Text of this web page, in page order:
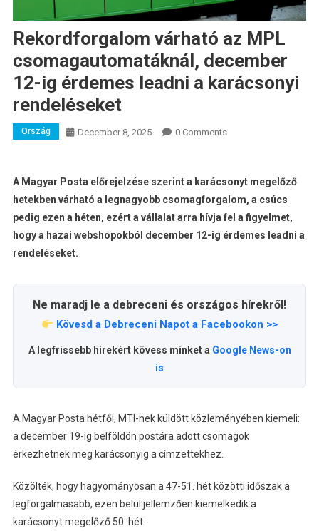
Rekordforgalom várható az MPL
csomagautomatáknál, december
12-ig érdemes leadni a karácsonyi
rendeléseket
Ország December 8, 2025 0 Comments
A Magyar Posta előrejelzése szerint a karácsonyt megelőző
hetekben várható a legnagyobb csomagforgalom, a csúcs
pedig ezen a héten, ezért a vállalat arra hívja fel a figyelmet,
hogy a hazai webshopokból december 12-ig érdemes leadni a
rendeléseket.
Ne maradj le a debreceni és országos hírekről!
Kövesd a Debreceni Napot a Facebookon >>
A legfrissebb hírekért kövess minket a Google News-on
is
A Magyar Posta hétfői, MTI-nek küldött közleményében kiemeli:
a december 19-ig belföldön postára adott csomagok
érkezhetnek meg karácsonyig a címzettekhez.
Közölték, hogy hagyományosan a 47-51. hét közötti időszak a
legforgalmasabb, ezen belül jellemzően kiemelkedik a
karácsonyt megelőző 50. hét.